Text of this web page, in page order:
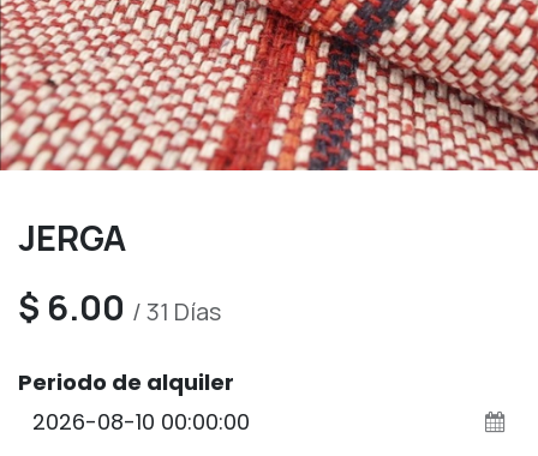
JERGA
$ 6.00 /31 Días
Periodo de alquiler